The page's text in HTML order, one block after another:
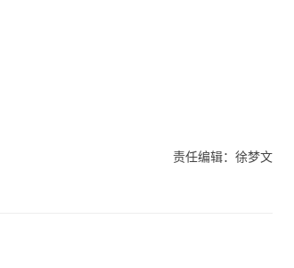
责任编辑：徐梦文